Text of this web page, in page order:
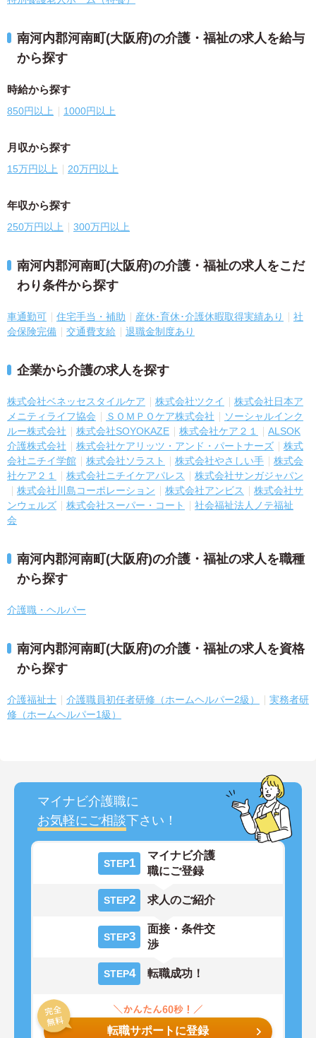
南河内郡河南町(大阪府)の介護・福祉の求人を給与
から探す
時給から探す
850円以上 1000円以上
月収から探す
15万円以上 20万円以上
年収から探す
250万円以上 300万円以上
南河内郡河南町(大阪府)の介護・福祉の求人をこだ
わり条件から探す
車通勤可 住宅手当・補助 産休･育休･介護休暇取得実績あり
社
会保険完備
交通費支給 退職金制度あり
企業から介護の求人を探す
株式会社ベネッセスタイルケア 株式会社ツクイ
株式会社日本ア
メニティライフ協会
ＳＯＭＰＯケア株式会社
ソーシャルインク
ルー株式会社
株式会社SOYOKAZE 株式会社ケア２１
ALSOK
介護株式会社
株式会社ケアリッツ・アンド・パートナーズ
株式
会社ニチイ学館
株式会社ソラスト 株式会社やさしい手
株式会
社ケア２１
株式会社ニチイケアパレス
株式会社サンガジャパン
株式会社川島コーポレーション
株式会社アンビス
株式会社サ
ンウェルズ
株式会社スーパー・コート
社会福祉法人ノテ福祉
会
南河内郡河南町(大阪府)の介護・福祉の求人を職種
から探す
介護職・ヘルパー
南河内郡河南町(大阪府)の介護・福祉の求人を資格
から探す
介護福祉士 介護職員初任者研修（ホームヘルパー2級）
実務者研
修（ホームヘルパー1級）
マイナビ介護職に
お気軽にご相談下さい！
STEP1
マイナビ介護
職にご登録
STEP2 求人のご紹介
STEP3
面接・条件交
渉
STEP4 転職成功！
転職サポートに登録